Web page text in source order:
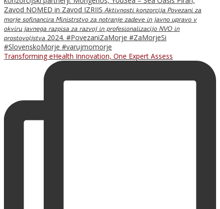
Transforming eHealth Innovation, One Expert Assess